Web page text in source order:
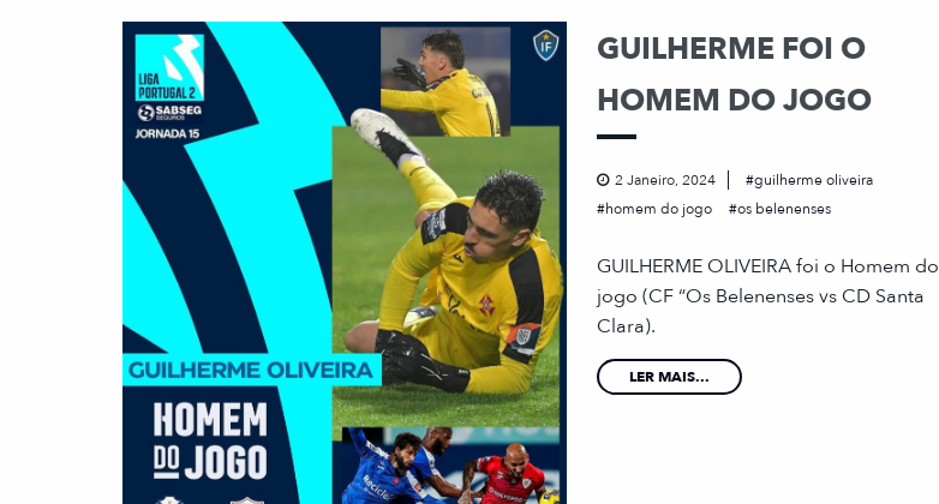
GUILHERME FOI O
HOMEM DO JOGO
2 Janeiro, 2024
guilherme oliveira
homem do jogo
os belenenses
GUILHERME OLIVEIRA foi o Homem do
jogo (CF “Os Belenenses vs CD Santa
Clara).
LER MAIS...